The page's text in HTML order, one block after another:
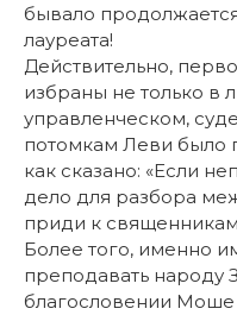
бывало
лауреата!
Действительно,
избраны не только в
управленческом,
потомкам Леви было
как сказано: «Если
дело для разбора
приди к
Более того, именно
преподавать народу
благословении Моше